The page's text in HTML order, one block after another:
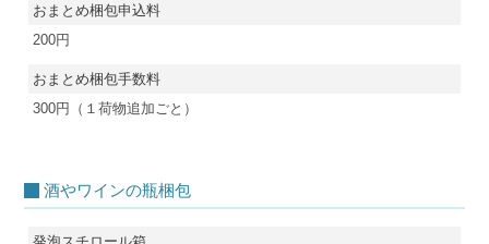
おまとめ梱包申込料
200円
おまとめ梱包手数料
300円（１荷物追加ごと）
酒やワインの瓶梱包